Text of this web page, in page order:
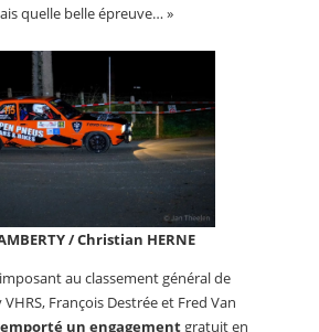
quelle belle épreuve… »
/ Christian HERNE
au classement général de
VHRS, François Destrée et Fred Van
un engagementgratuit en